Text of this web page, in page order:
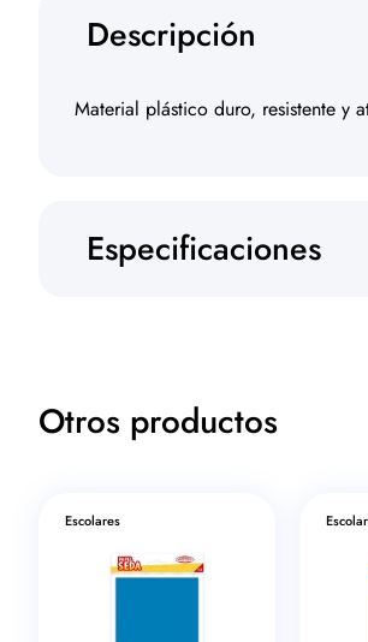
Descripción
Material plástico duro, resistente y
Especificaciones
Otros productos
Escolares